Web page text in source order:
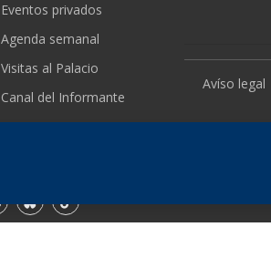
Eventos privados
Agenda semanal
Visitas al Palacio
Canal del Informante
Contacto
Avíso legal